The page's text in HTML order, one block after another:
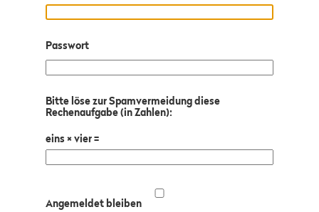
Passwort
Bitte löse zur Spamvermeidung diese
Rechenaufgabe (in Zahlen):
eins × vier =
Angemeldet bleiben